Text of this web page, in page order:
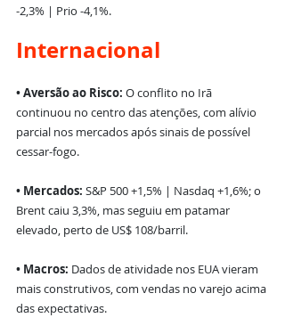
-2,3% | Prio -4,1%.
Internacional
• Aversão ao Risco: O conflito no Irã
continuou no centro das atenções, com alívio
parcial nos mercados após sinais de possível
cessar-fogo.
• Mercados: S&P 500 +1,5% | Nasdaq +1,6%; o
Brent caiu 3,3%, mas seguiu em patamar
elevado, perto de US$ 108/barril.
• Macros: Dados de atividade nos EUA vieram
mais construtivos, com vendas no varejo acima
das expectativas.